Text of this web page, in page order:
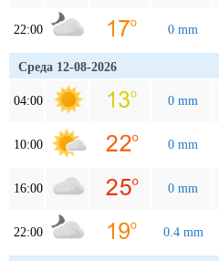
22:00 0 mm
Среда 12-08-2026
04:00 0 mm
10:00 0 mm
16:00 0 mm
22:00 0.4 mm